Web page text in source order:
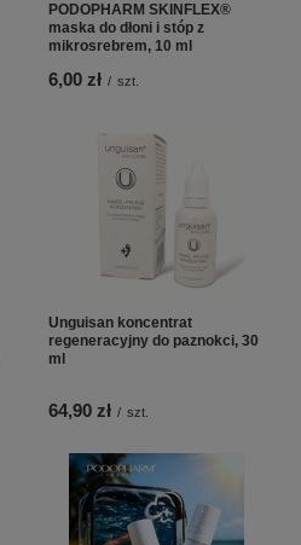
PODOPHARM SKINFLEX®
maska do dłoni i stóp z
mikrosrebrem, 10 ml
6,00 zł / szt.
Unguisan koncentrat
regeneracyjny do paznokci, 30
ml
64,90 zł / szt.